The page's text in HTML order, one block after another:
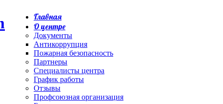
Главная
О центре
Документы
Антикоррупция
Пожарная безопасность
Партнеры
Специалисты центра
График работы
Отзывы
Профсоюзная организация